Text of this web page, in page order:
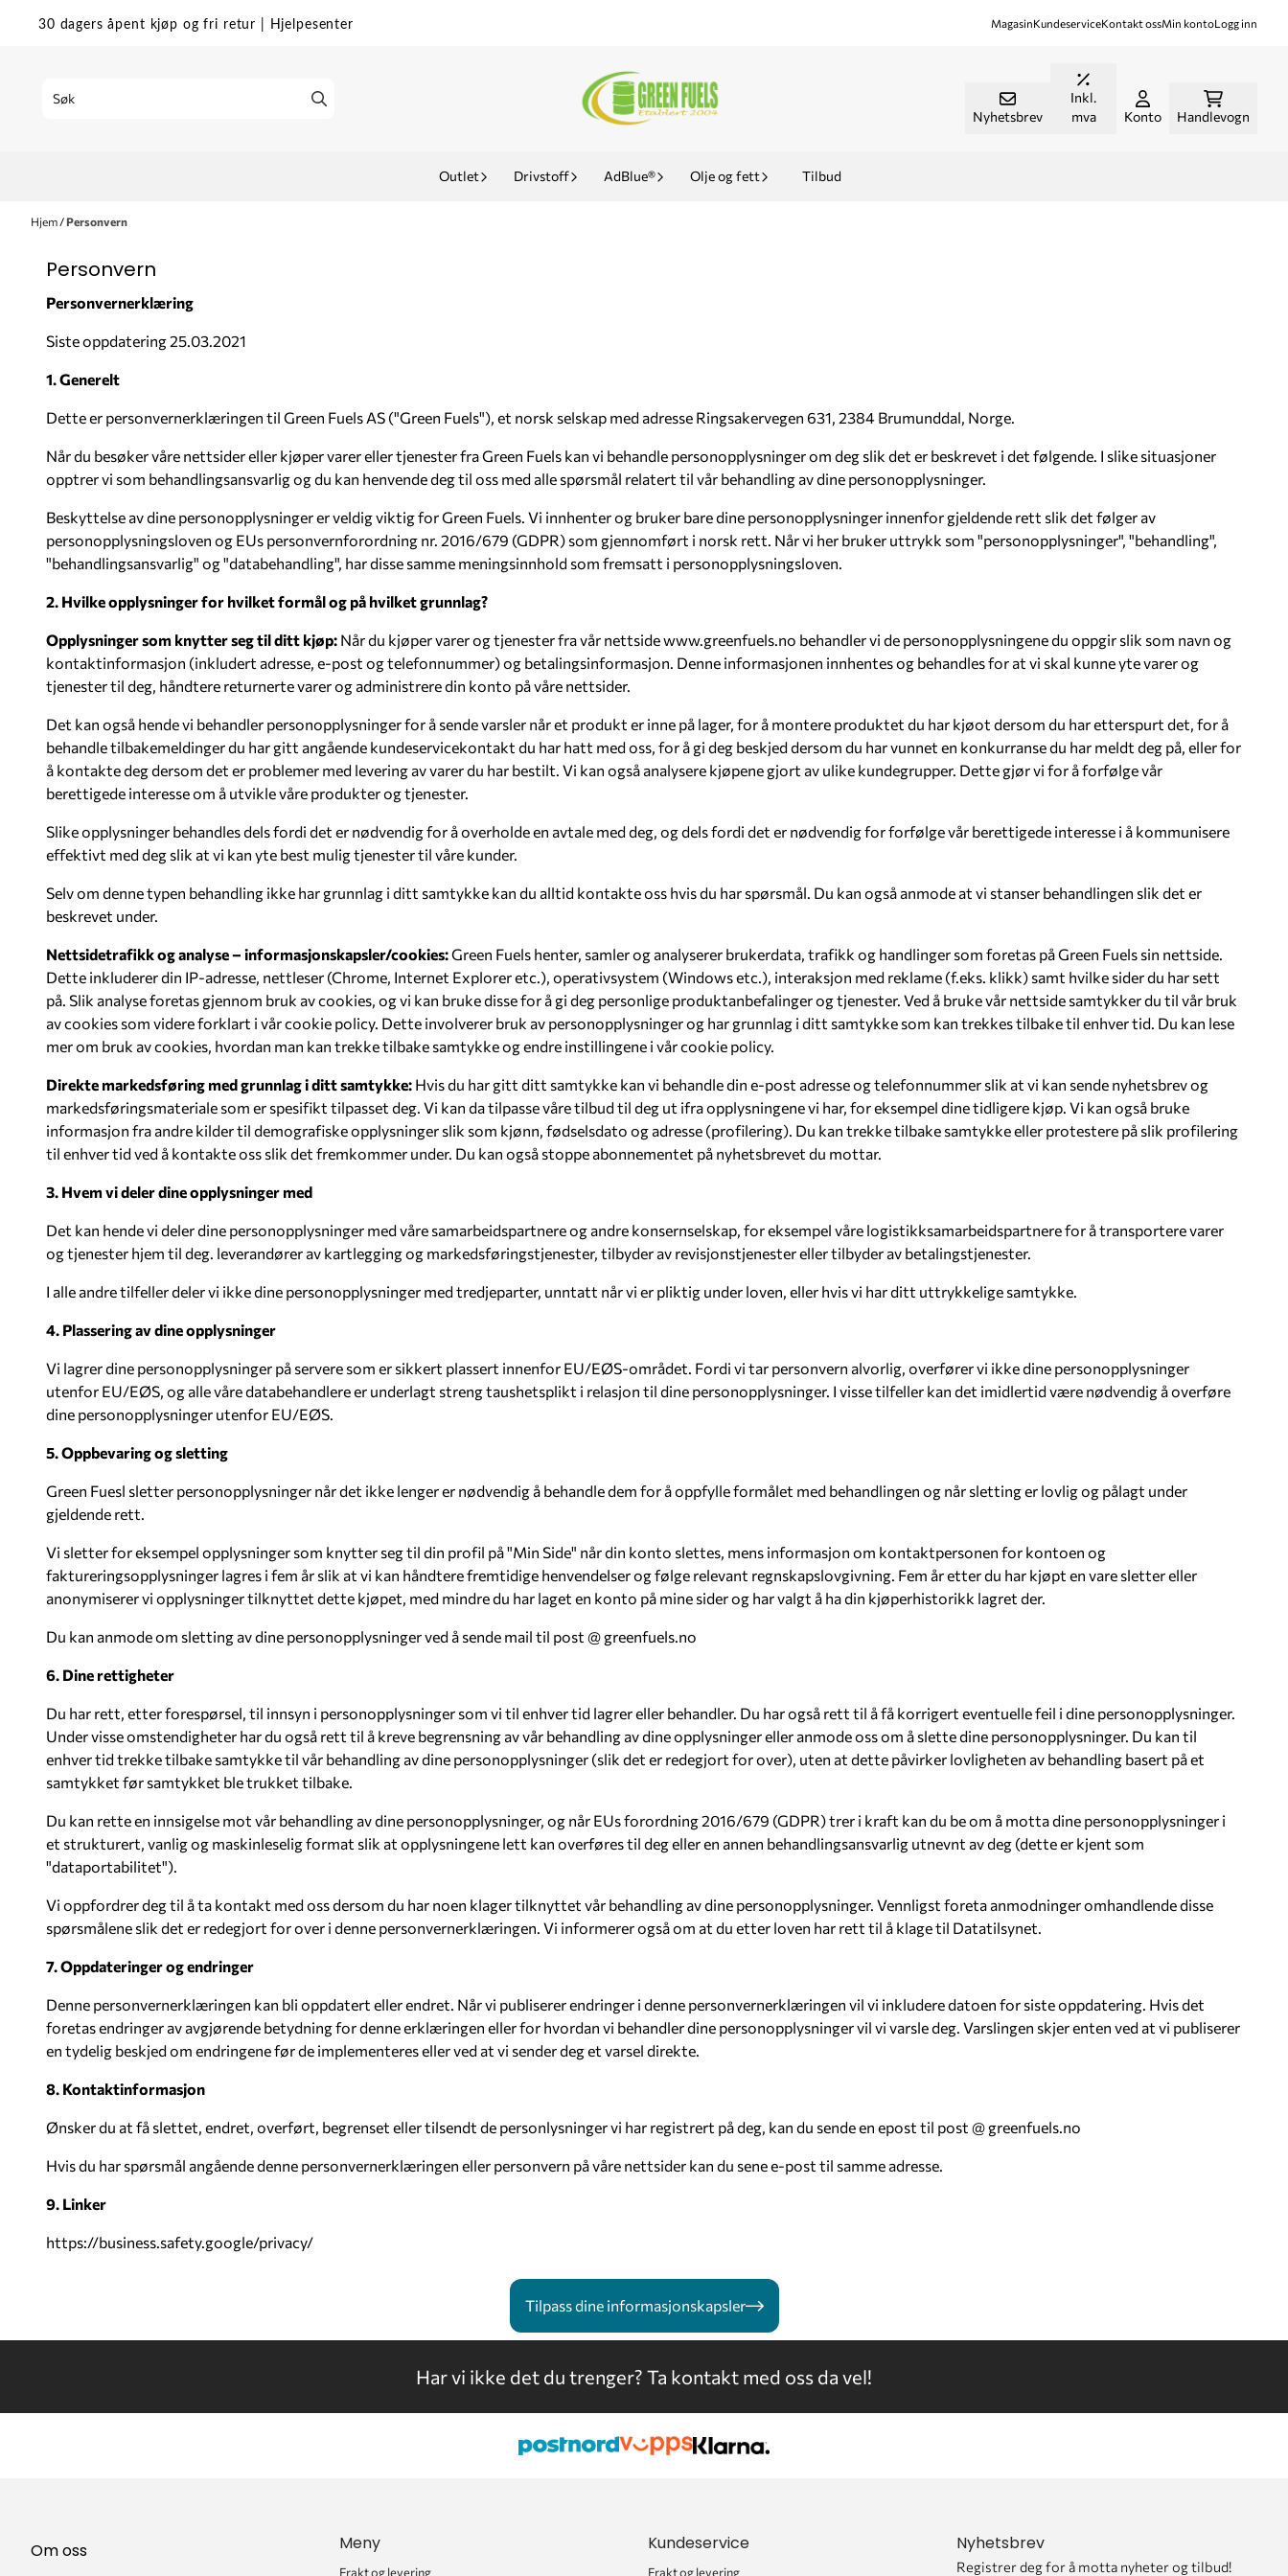
Hopp til innhold
30 dagers åpent kjøp og fri retur Hjelpesenter MagasinKundeserviceKontakt ossMin kontoLogg inn
Nyhetsbrev
Inkl.
mva
Konto Handlevogn
Outlet Drivstoff AdBlue® Olje og fett Tilbud
Hjem /Personvern
Personvern
Personvernerklæring
Siste oppdatering 25.03.2021
1. Generelt
Dette er personvernerklæringen til Green Fuels AS ("Green Fuels"), et norsk selskap med adresse Ringsakervegen 631, 2384 Brumunddal, Norge.
Når du besøker våre nettsider eller kjøper varer eller tjenester fra Green Fuels kan vi behandle personopplysninger om deg slik det er beskrevet i det følgende. I slike situasjoner
opptrer vi som behandlingsansvarlig og du kan henvende deg til oss med alle spørsmål relatert til vår behandling av dine personopplysninger.
Beskyttelse av dine personopplysninger er veldig viktig for Green Fuels. Vi innhenter og bruker bare dine personopplysninger innenfor gjeldende rett slik det følger av
personopplysningsloven og EUs personvernforordning nr. 2016/679 (GDPR) som gjennomført i norsk rett. Når vi her bruker uttrykk som "personopplysninger", "behandling",
"behandlingsansvarlig" og "databehandling", har disse samme meningsinnhold som fremsatt i personopplysningsloven.
2. Hvilke opplysninger for hvilket formål og på hvilket grunnlag?
Opplysninger som knytter seg til ditt kjøp: Når du kjøper varer og tjenester fra vår nettsidewww.greenfuels.no behandler vi de personopplysningene du oppgir slik som navn og
kontaktinformasjon (inkludert adresse, e-post og telefonnummer) og betalingsinformasjon. Denne informasjonen innhentes og behandles for at vi skal kunne yte varer og
tjenester til deg, håndtere returnerte varer og administrere din konto på våre nettsider.
Det kan også hende vi behandler personopplysninger for å sende varsler når et produkt er inne på lager, for å montere produktet du har kjøot dersom du har etterspurt det, for å
behandle tilbakemeldinger du har gitt angående kundeservicekontakt du har hatt med oss, for å gi deg beskjed dersom du har vunnet en konkurranse du har meldt deg på, eller for
å kontakte deg dersom det er problemer med levering av varer du har bestilt. Vi kan også analysere kjøpene gjort av ulike kundegrupper. Dette gjør vi for å forfølge vår
berettigede interesse om å utvikle våre produkter og tjenester.
Slike opplysninger behandles dels fordi det er nødvendig for å overholde en avtale med deg, og dels fordi det er nødvendig for forfølge vår berettigede interesse i å kommunisere
effektivt med deg slik at vi kan yte best mulig tjenester til våre kunder.
Selv om denne typen behandling ikke har grunnlag i ditt samtykke kan du alltid kontakte oss hvis du har spørsmål. Du kan også anmode at vi stanser behandlingen slik det er
beskrevet under.
Nettsidetrafikk og analyse – informasjonskapsler/cookies:Green Fuels henter, samler og analyserer brukerdata, trafikk og handlinger som foretas på Green Fuels sin nettside.
Dette inkluderer din IP-adresse, nettleser (Chrome, Internet Explorer etc.), operativsystem (Windows etc.), interaksjon med reklame (f.eks. klikk) samt hvilke sider du har sett
på. Slik analyse foretas gjennom bruk av cookies, og vi kan bruke disse for å gi deg personlige produktanbefalinger og tjenester. Ved å bruke vår nettside samtykker du til vår bruk
av cookies som videre forklart i vår cookie policy. Dette involverer bruk av personopplysninger og har grunnlag i ditt samtykke som kan trekkes tilbake til enhver tid. Du kan lese
mer om bruk av cookies, hvordan man kan trekke tilbake samtykke og endre instillingene i vår cookie policy.
Direkte markedsføring med grunnlag i ditt samtykke: Hvis du har gitt ditt samtykke kan vi behandle din e-post adresse og telefonnummer slik at vi kan sende nyhetsbrev og
markedsføringsmateriale som er spesifikt tilpasset deg. Vi kan da tilpasse våre tilbud til deg ut ifra opplysningene vi har, for eksempel dine tidligere kjøp. Vi kan også bruke
informasjon fra andre kilder til demografiske opplysninger slik som kjønn, fødselsdato og adresse (profilering). Du kan trekke tilbake samtykke eller protestere på slik profilering
til enhver tid ved å kontakte oss slik det fremkommer under. Du kan også stoppe abonnementet på nyhetsbrevet du mottar.
3. Hvem vi deler dine opplysninger med
Det kan hende vi deler dine personopplysninger med våre samarbeidspartnere og andre konsernselskap, for eksempel våre logistikksamarbeidspartnere for å transportere varer
og tjenester hjem til deg. leverandører av kartlegging og markedsføringstjenester, tilbyder av revisjonstjenester eller tilbyder av betalingstjenester.
I alle andre tilfeller deler vi ikke dine personopplysninger med tredjeparter, unntatt når vi er pliktig under loven, eller hvis vi har ditt uttrykkelige samtykke.
4. Plassering av dine opplysninger
Vi lagrer dine personopplysninger på servere som er sikkert plassert innenfor EU/EØS-området. Fordi vi tar personvern alvorlig, overfører vi ikke dine personopplysninger
utenfor EU/EØS, og alle våre databehandlere er underlagt streng taushetsplikt i relasjon til dine personopplysninger. I visse tilfeller kan det imidlertid være nødvendig å overføre
dine personopplysninger utenfor EU/EØS.
5. Oppbevaring og sletting
Green Fuesl sletter personopplysninger når det ikke lenger er nødvendig å behandle dem for å oppfylle formålet med behandlingen og når sletting er lovlig og pålagt under
gjeldende rett.
Vi sletter for eksempel opplysninger som knytter seg til din profil på "Min Side" når din konto slettes, mens informasjon om kontaktpersonen for kontoen og
faktureringsopplysninger lagres i fem år slik at vi kan håndtere fremtidige henvendelser og følge relevant regnskapslovgivning. Fem år etter du har kjøpt en vare sletter eller
anonymiserer vi opplysninger tilknyttet dette kjøpet, med mindre du har laget en konto på mine sider og har valgt å ha din kjøperhistorikk lagret der.
Du kan anmode om sletting av dine personopplysninger ved å sende mail til post @ greenfuels.no
6. Dine rettigheter
Du har rett, etter forespørsel, til innsyn i personopplysninger som vi til enhver tid lagrer eller behandler. Du har også rett til å få korrigert eventuelle feil i dine personopplysninger.
Under visse omstendigheter har du også rett til å kreve begrensning av vår behandling av dine opplysninger eller anmode oss om å slette dine personopplysninger. Du kan til
enhver tid trekke tilbake samtykke til vår behandling av dine personopplysninger (slik det er redegjort for over), uten at dette påvirker lovligheten av behandling basert på et
samtykket før samtykket ble trukket tilbake.
Du kan rette en innsigelse mot vår behandling av dine personopplysninger, og når EUs forordning 2016/679 (GDPR) trer i kraft kan du be om å motta dine personopplysninger i
et strukturert, vanlig og maskinleselig format slik at opplysningene lett kan overføres til deg eller en annen behandlingsansvarlig utnevnt av deg (dette er kjent som
"dataportabilitet").
Vi oppfordrer deg til å ta kontakt med oss dersom du har noen klager tilknyttet vår behandling av dine personopplysninger. Vennligst foreta anmodninger omhandlende disse
spørsmålene slik det er redegjort for over i denne personvernerklæringen. Vi informerer også om at du etter loven har rett til å klage til Datatilsynet.
7. Oppdateringer og endringer
Denne personvernerklæringen kan bli oppdatert eller endret. Når vi publiserer endringer i denne personvernerklæringen vil vi inkludere datoen for siste oppdatering. Hvis det
foretas endringer av avgjørende betydning for denne erklæringen eller for hvordan vi behandler dine personopplysninger vil vi varsle deg. Varslingen skjer enten ved at vi publiserer
en tydelig beskjed om endringene før de implementeres eller ved at vi sender deg et varsel direkte.
8. Kontaktinformasjon
Ønsker du at få slettet, endret, overført, begrenset eller tilsendt de personlysninger vi har registrert på deg, kan du sende en epost til post @ greenfuels.no
Hvis du har spørsmål angående denne personvernerklæringen eller personvern på våre nettsider kan du sene e-post til samme adresse.
9. Linker
https://business.safety.google/privacy/
Tilpass dine informasjonskapsler
Har vi ikke det du trenger? Ta kontakt med oss da vel!
Om oss Meny
Frakt og levering
Kundeservice
Frakt og levering
Nyhetsbrev
Registrer deg for å motta nyheter og tilbud!